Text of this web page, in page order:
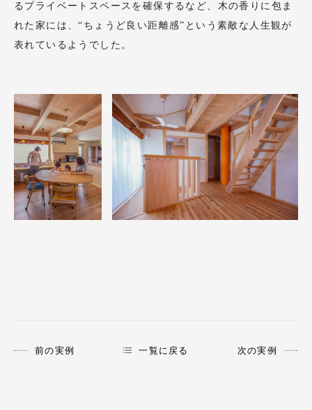
るプライベートスペースを確保するなど、木の香りに包ま
れた家には、“ちょうど良い距離感”という素敵な人生観が
表れているようでした。
前の実例 一覧に戻る 次の実例